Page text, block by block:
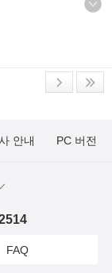
안내 PC 버전
FAQ